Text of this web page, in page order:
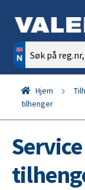
Søk
etter:
Hjem
tilhenger